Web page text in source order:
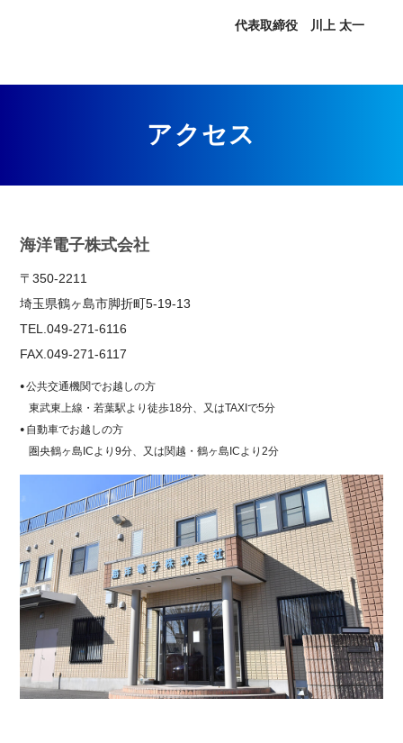
代表取締役 川上 太一
アクセス
海洋電子株式会社
〒350-2211
埼玉県鶴ヶ島市脚折町5-19-13
TEL.049-271-6116
FAX.049-271-6117
公共交通機関でお越しの方
東武東上線・若葉駅より徒歩18分、又はTAXIで5分
自動車でお越しの方
圏央鶴ヶ島ICより9分、又は関越・鶴ヶ島ICより2分